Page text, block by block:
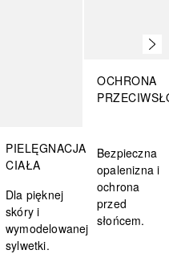
PIELĘGNACJA
CIAŁA
Dla pięknej
skóry i
wymodelowanej
sylwetki.
OCHRONA
Bezpieczna
opalenizna i
ochrona
przed
słońcem.